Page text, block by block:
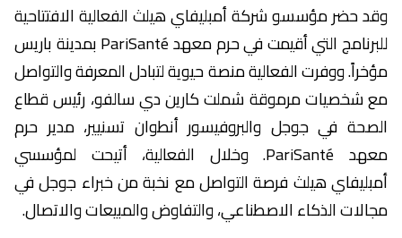
وقد حضر مؤسسو شركة أمبليفاي هيلث الفعالية الافتتاحية
للبرنامج التي أقيمت في حرم معهد PariSanté بمدينة باريس
مؤخراً. ووفرت الفعالية منصة حيوية لتبادل المعرفة والتواصل
مع شخصيات مرموقة شملت كارين دي سالفو، رئيس قطاع
الصحة في جوجل والبروفيسور أنطوان تسنيير، مدير حرم
معهد PariSanté. وخلال الفعالية، أتيحت لمؤسسي
أمبليفاي هيلث فرصة التواصل مع نخبة من خبراء جوجل في
مجالات الذكاء الاصطناعي، والتفاوض والمبيعات والاتصال.